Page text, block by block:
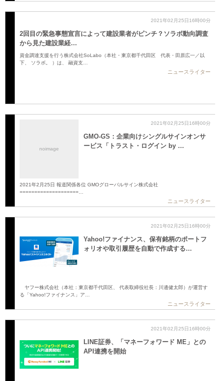
2021年02月25日16時00分
2回目の緊急事態宣言によって建設業者がピンチ？ソラボ動向調査
から見た建設業経…
資金調達支援を行う株式会社SoLabo（本社・東京都千代田区 代表・田原広一／以
下、 ソラボ。 ）は、 融資支…
ニュースライター
noimage
2021年02月25日16時00分
GMO-GS：企業向けシングルサインオンサ
ービス「トラスト・ログイン by …
2021年2月25日 報道関係各位 GMOグローバルサイン株式会社
====================…
ニュースライター
2021年02月25日16時00分
Yahoo!ファイナンス、保有銘柄のポートフ
ォリオや取引履歴を自動で作成する…
ヤフー株式会社（本社：東京都千代田区、 代表取締役社長：川邊健太郎）が運営す
る「Yahoo!ファイナンス」ア…
ニュースライター
2021年02月25日16時00分
LINE証券、「マネーフォワード ME」との
API連携を開始